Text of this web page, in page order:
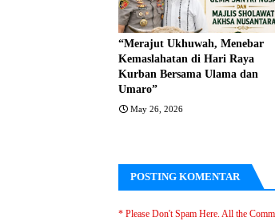
“Merajut Ukhuwah, Menebar
Kemaslahatan di Hari Raya
Kurban Bersama Ulama dan
Umaro”
May 26, 2026
POSTING KOMENTAR
* Please Don't Spam Here. All the